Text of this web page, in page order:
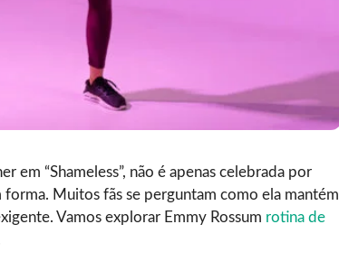
em “Shameless”, não é apenas celebrada por
Muitos fãs se perguntam como ela mantém
Vamos explorar Emmy Rossum rotina de